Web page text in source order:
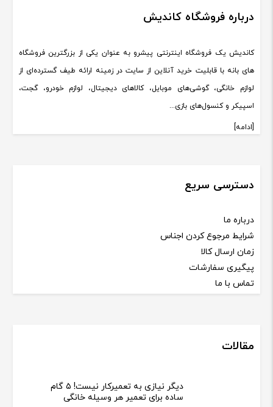
درباره فروشگاه کاندیش
کاندیش یک فروشگاه اینترنتی پیشرو به عنوان یکی از بزرگترین فروشگاه
های بانه با قابلیت خرید آنلاین از سایت در زمینه ارائه طیف گسترده‌ای از
لوازم خانگی، گوشی‌های موبایل، کالاهای دیجیتال، لوازم خودرو، گجت،
اسپیکر و کنسول‌های بازی...
[ادامه]
دسترسی سریع
درباره ما
شرایط مرجوع کردن اجناس
زمان ارسال کالا
پیگیری سفارشات
تماس با ما
مقالات
دیگر نیازی به تعمیرکار نیست! ۵ گام
ساده برای تعمیر هر وسیله خانگی